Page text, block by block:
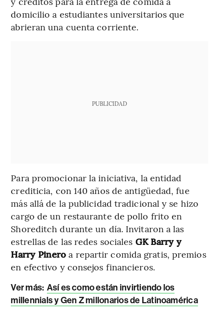
domicilio a estudiantes universitarios que
abrieran una cuenta corriente.
PUBLICIDAD
Para promocionar la iniciativa, la entidad
crediticia, con 140 años de antigüedad, fue
más allá de la publicidad tradicional y se hizo
cargo de un restaurante de pollo frito en
Shoreditch durante un día. Invitaron a las
estrellas de las redes sociales GK Barry y
Harry Pinero a repartir comida gratis, premios
en efectivo y consejos financieros.
Ver más: Así es como están invirtiendo los
millennials y Gen Z millonarios de Latinoamérica